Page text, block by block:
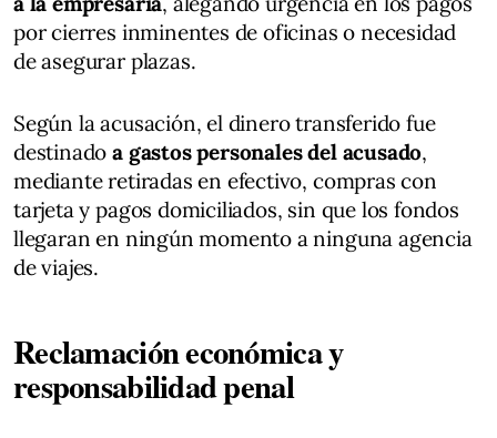
por cierres inminentes de oficinas o necesidad
de asegurar plazas.
Según la acusación, el dinero transferido fue
destinadoa gastos personales del acusado,
mediante retiradas en efectivo, compras con
tarjeta y pagos domiciliados, sin que los fondos
llegaran en ningún momento a ninguna agencia
de viajes.
Reclamación económica y
responsabilidad penal